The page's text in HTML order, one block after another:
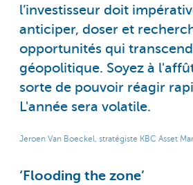
l’investisseur doit
anticiper, doser et
opportunités qui
géopolitique. Soyez à
sorte de pouvoir réagir
L'année sera volatile.
Jeroen Van Boeckel, stratégiste KBC Asset
‘Flooding the zone’